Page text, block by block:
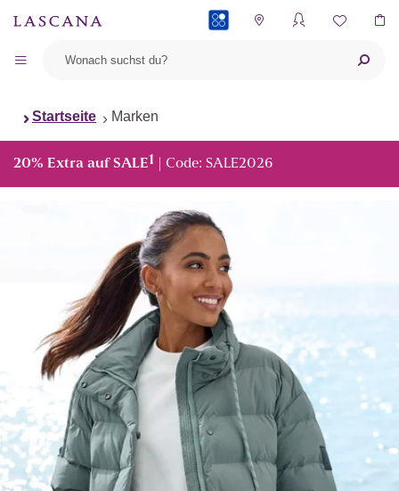
Startseite Marken
20% Extra auf SALE1 | Code: SALE2026